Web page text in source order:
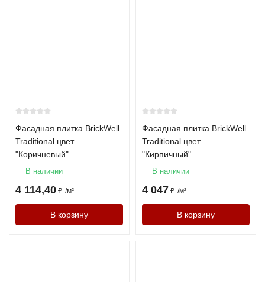
Фасадная плитка BrickWell
Traditional цвет
"Коричневый"
В наличии
4 114,40 ₽ /м²
В корзину
Фасадная плитка BrickWell
Traditional цвет
"Кирпичный"
В наличии
4 047 ₽ /м²
В корзину